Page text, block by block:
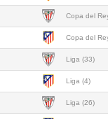
Copa del
Copa del
Liga (33)
Liga (4)
Liga (26)